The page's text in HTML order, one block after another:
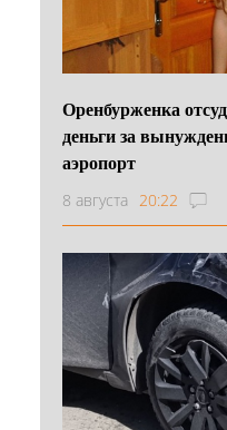
Оренбурженка
деньги за
аэропорт
8 августа 20:22